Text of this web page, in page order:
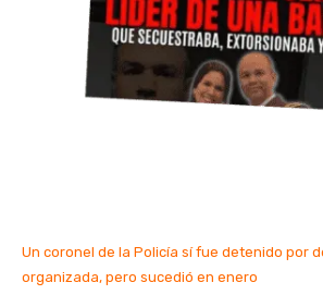
Un coronel de la Policía sí fue detenido por
organizada, pero sucedió en enero